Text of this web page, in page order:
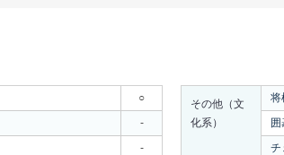
○
-
-
その他（文
化系）
将
チ